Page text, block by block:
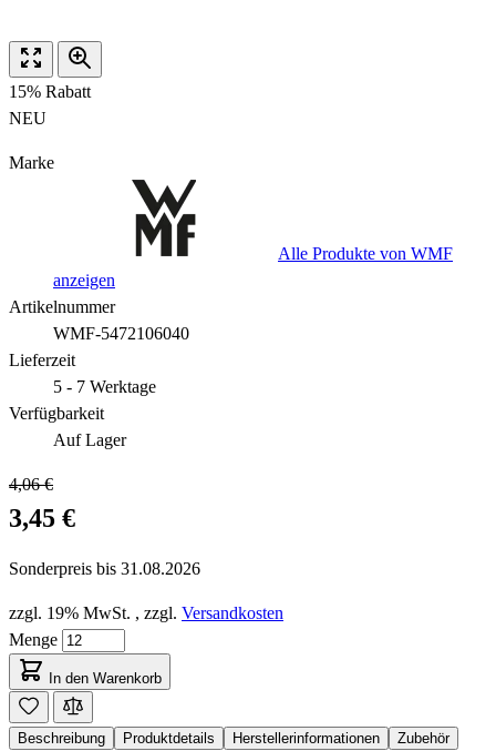
15% Rabatt
NEU
Marke
Alle Produkte von WMF
anzeigen
Artikelnummer
WMF-5472106040
Lieferzeit
5 - 7 Werktage
Verfügbarkeit
Auf Lager
4,06 €
3,45 €
Sonderpreis bis 31.08.2026
zzgl. 19% MwSt. , zzgl. Versandkosten
Menge
In den Warenkorb
Beschreibung Produktdetails Herstellerinformationen Zubehör